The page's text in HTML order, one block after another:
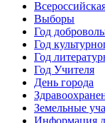
Выборы
Год
Год
Год
Год Учителя
День города
Земельные